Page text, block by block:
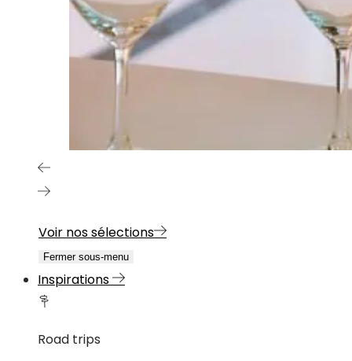
Voir nos sélections
Fermer sous-menu
Inspirations
Road trips